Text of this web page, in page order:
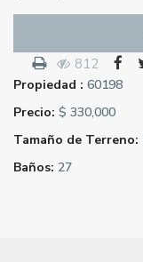
812
Propiedad : 60198
Precio: $ 330,000
Tamaño de Terreno:
Baños: 27